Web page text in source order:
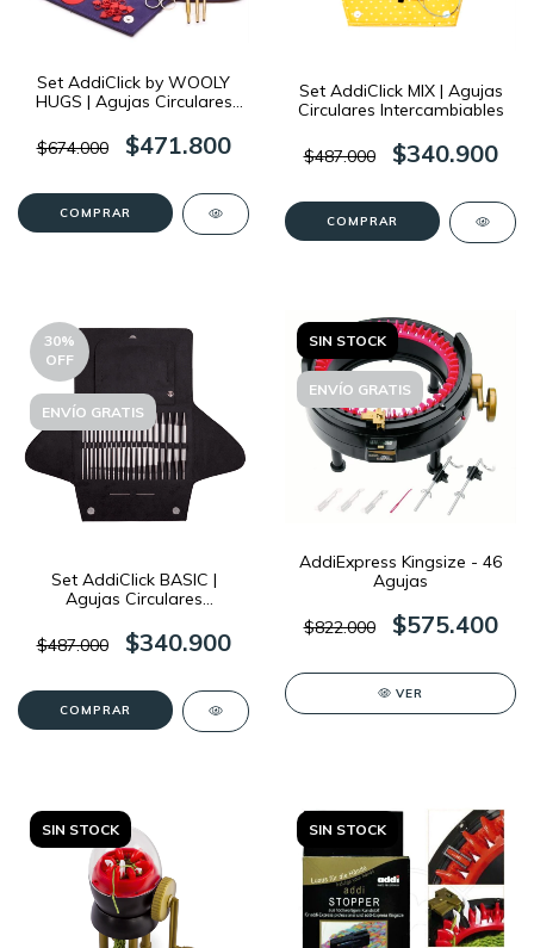
Set AddiClick by WOOLY
HUGS | Agujas Circulares
$674.000
$471.800
Set AddiClick MIX | Agujas
Circulares Intercambiables
$487.000 $340.900
30%
OFF
ENVÍO GRATIS
Set AddiClick BASIC |
Agujas Circulares
$487.000
$340.900
SIN STOCK
ENVÍO GRATIS
AddiExpress Kingsize - 46
Agujas
$822.000 $575.400
VER
SIN STOCK SIN STOCK